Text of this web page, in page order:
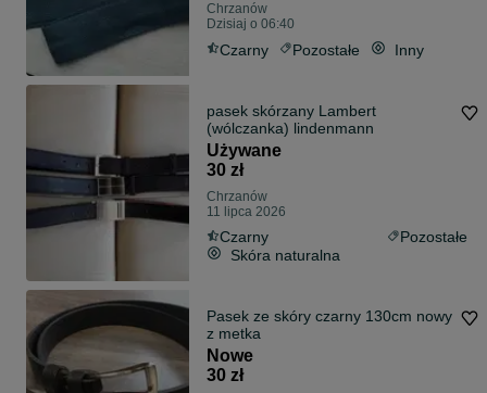
Chrzanów
Dzisiaj o 06:40
Czarny Pozostałe Inny
pasek skórzany Lambert
(wólczanka) lindenmann
Używane
30 zł
Chrzanów
11 lipca 2026
Czarny
Pozostałe
Skóra naturalna
Pasek ze skóry czarny 130cm nowy
z metka
Nowe
30 zł